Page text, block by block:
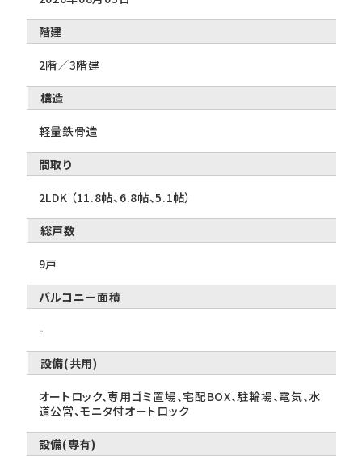
階建
2階／3階建
構造
軽量鉄骨造
間取り
2LDK （11.8帖、6.8帖、5.1帖）
総戸数
9戸
バルコニー面積
-
設備(共用)
オートロック、専用ゴミ置場、宅配BOX、駐輪場、電気、水
道公営、モニタ付オートロック
設備(専有)